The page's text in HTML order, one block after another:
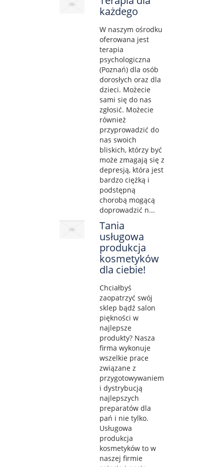
każdego
W naszym ośrodku
oferowana jest
terapia
psychologiczna
(Poznań) dla osób
dorosłych oraz dla
dzieci. Możecie
sami się do nas
zgłosić. Możecie
również
przyprowadzić do
nas swoich
bliskich, którzy być
może zmagają się z
depresją, która jest
bardzo ciężką i
podstępną
chorobą mogącą
doprowadzić n...
Tania
usługowa
produkcja
kosmetyków
dla ciebie!
Chciałbyś
zaopatrzyć swój
sklep bądź salon
piękności w
najlepsze
produkty? Nasza
firma wykonuje
wszelkie prace
związane z
przygotowywaniem
i dystrybucją
najlepszych
preparatów dla
pań i nie tylko.
Usługowa
produkcja
kosmetyków to w
naszej firmie